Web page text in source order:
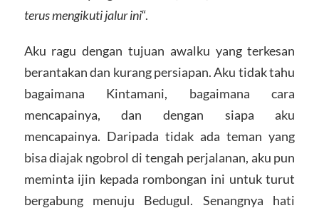
terus mengikuti jalur ini“.
Aku ragu dengan tujuan awalku yang terkesan
berantakan dan kurang persiapan. Aku tidak tahu
bagaimana Kintamani, bagaimana cara
mencapainya, dan dengan siapa aku
mencapainya. Daripada tidak ada teman yang
bisa diajak ngobrol di tengah perjalanan, aku pun
meminta ijin kepada rombongan ini untuk turut
bergabung menuju Bedugul. Senangnya hati